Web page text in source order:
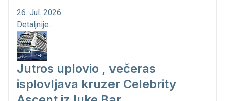
26. Jul. 2026.
Detaljnije...
Jutros uplovio , večeras
isplovljava kruzer Celebrity